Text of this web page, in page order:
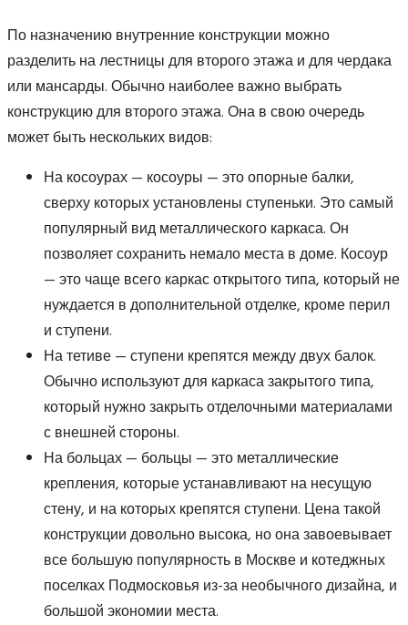
По назначению внутренние конструкции можно
разделить на лестницы для второго этажа и для чердака
или мансарды. Обычно наиболее важно выбрать
конструкцию для второго этажа. Она в свою очередь
может быть нескольких видов:
На косоурах — косоуры — это опорные балки,
сверху которых установлены ступеньки. Это самый
популярный вид металлического каркаса. Он
позволяет сохранить немало места в доме. Косоур
— это чаще всего каркас открытого типа, который не
нуждается в дополнительной отделке, кроме перил
и ступени.
На тетиве — ступени крепятся между двух балок.
Обычно используют для каркаса закрытого типа,
который нужно закрыть отделочными материалами
с внешней стороны.
На больцах — больцы — это металлические
крепления, которые устанавливают на несущую
стену, и на которых крепятся ступени. Цена такой
конструкции довольно высока, но она завоевывает
все большую популярность в Москве и котеджных
поселках Подмосковья из-за необычного дизайна, и
большой экономии места.